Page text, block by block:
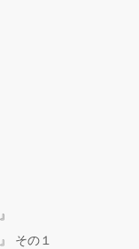
その１